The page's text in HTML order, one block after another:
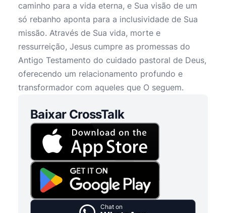
caminho para a vida eterna, e Sua visão de um
só rebanho aponta para a inclusividade de Sua
missão. Através de Sua vida, morte e
ressurreição, Jesus cumpre as promessas do
Antigo Testamento do cuidado pastoral de Deus,
oferecendo um relacionamento profundo e
transformador com aqueles que O seguem.
Baixar CrossTalk
Chat on